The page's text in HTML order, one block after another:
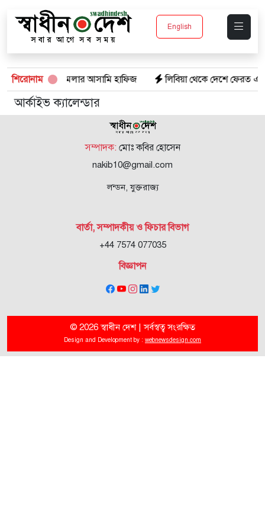
English
শিরোনাম
তনু হত্যা মামলার আসামি হাফিজ লিবিয়া থেকে দেশে ফেরত
আর্কাইভ ক্যালেন্ডার
সম্পাদক: মোঃ কবির হোসেন
nakib10@gmail.com
লন্ডন, যুক্তরাজ্য
বার্তা, সম্পাদকীয় ও ফিচার বিভাগ
+44 7574 077035
বিজ্ঞাপন
© 2026 স্বাধীন দেশ | সর্বস্বত্ব সংরক্ষিত
Design and Development by : webnewsdesign.com